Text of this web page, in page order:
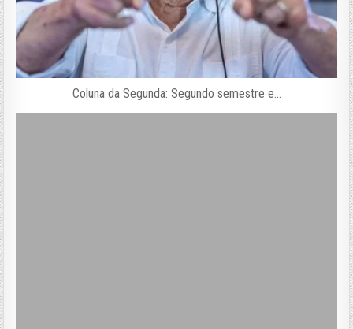
Coluna da Segunda: Segundo semestre e…